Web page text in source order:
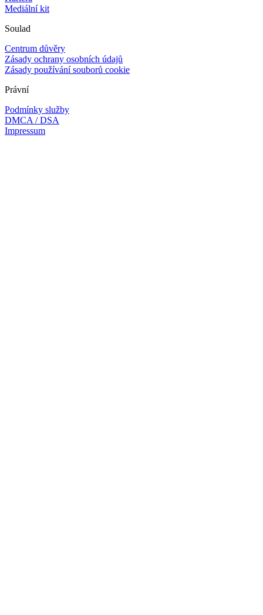
Mediální kit
Soulad
Centrum důvěry
Zásady ochrany osobních údajů
Zásady používání souborů cookie
Právní
Podmínky služby
DMCA / DSA
Impressum